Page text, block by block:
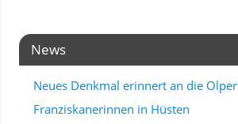
News
Neues Denkmal erinnert an die Olper
Franziskanerinnen in Hüsten